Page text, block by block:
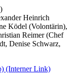
Heinrich
Ködel (Volontärin),
Reimer (Chef
Denise Schwarz,
(Interner Link)